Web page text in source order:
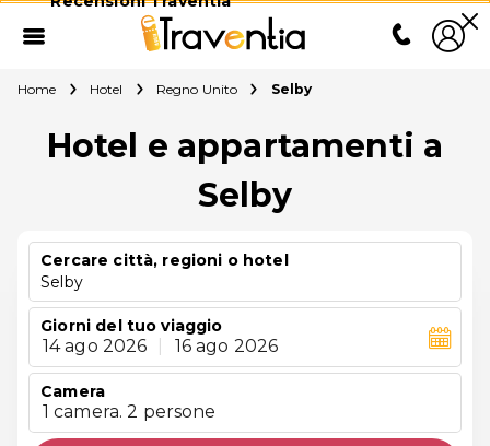
Home Hotel Regno Unito Selby
Hotel e appartamenti a
Selby
Cercare città, regioni o hotel
Selby
Giorni del tuo viaggio
14 ago 2026 16 ago 2026
Camera
1 camera. 2 persone